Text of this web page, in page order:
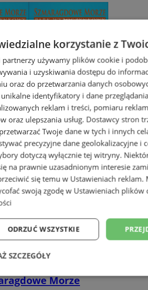
nad Bałtykiem w
Morze
korzystanie z
partnerzy używamy plików cookie i
i uzyskiwania dostępu do
oraz do przetwarzania danych
unikalne identyfikatory i dane
reklam i treści, pomiaru
oraz ulepszania usług. Dostawcy stron
Twoje dane w tych i innych
precyzyjne dane geolokalizacyjne i
dotyczą wyłącznie tej witryny.
na prawnie uzasadnionym interesie
się temu w Ustawieniach reklam.
swoją zgodę w Ustawieniach plików
ODRZUĆ WSZYSTKIE
SZCZEGÓŁY
Wydajność